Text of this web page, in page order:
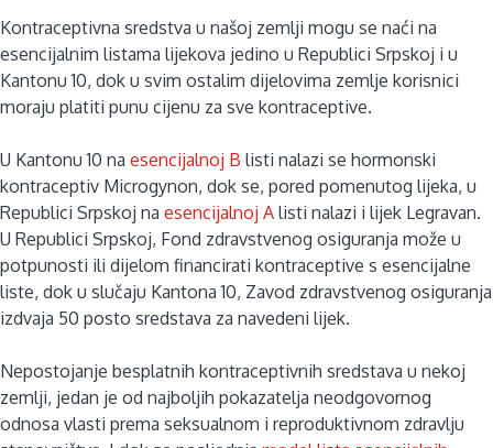
Kontraceptivna sredstva u našoj zemlji mogu se naći na
esencijalnim listama lijekova jedino u Republici Srpskoj i u
Kantonu 10, dok u svim ostalim dijelovima zemlje korisnici
moraju platiti punu cijenu za sve kontraceptive.
U Kantonu 10 na esencijalnoj B listi nalazi se hormonski
kontraceptiv Microgynon, dok se, pored pomenutog lijeka, u
Republici Srpskoj na esencijalnoj A listi nalazi i lijek Legravan.
U Republici Srpskoj, Fond zdravstvenog osiguranja može u
potpunosti ili dijelom financirati kontraceptive s esencijalne
liste, dok u slučaju Kantona 10, Zavod zdravstvenog osiguranja
izdvaja 50 posto sredstava za navedeni lijek.
Nepostojanje besplatnih kontraceptivnih sredstava u nekoj
zemlji, jedan je od najboljih pokazatelja neodgovornog
odnosa vlasti prema seksualnom i reproduktivnom zdravlju